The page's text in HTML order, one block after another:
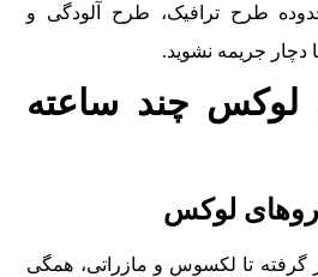
طرح ترافیک، طرح آلودگی و
دچار جریمه نشوید.
لوکس چند ساعته
لوکس
گرفته تا لکسوس و مازراتی، همگی